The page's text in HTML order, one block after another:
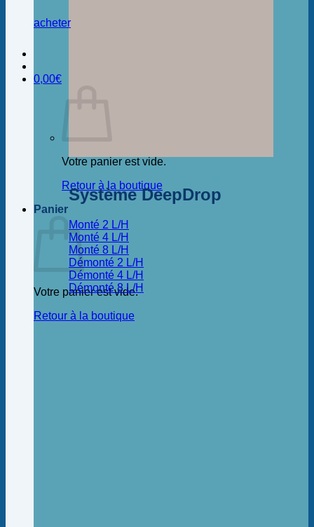
acheter
0,00€
Votre panier est vide.
Retour à la boutique
Panier
Votre panier est vide.
Retour à la boutique
Système DeepDrop
Monté 2 L/H
Monté 4 L/H
Monté 8 L/H
Démonté 2 L/H
Démonté 4 L/H
Démonté 8 L/H